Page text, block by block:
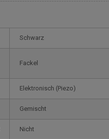
Schwarz
Fackel
elektronisch (Piezo)
gemischt
nicht